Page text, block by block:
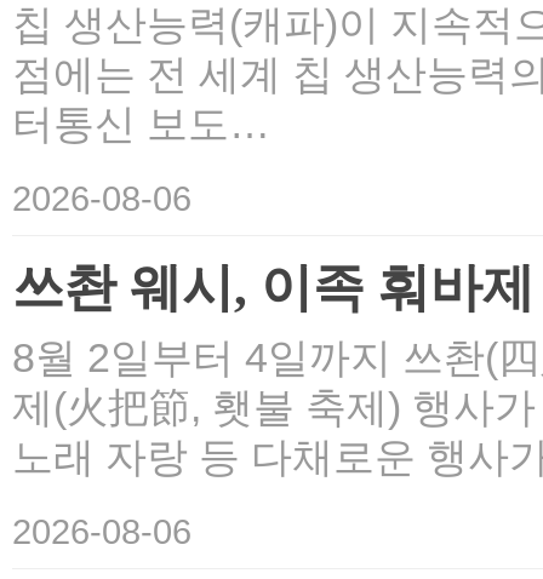
칩 생산능력(캐파)이 지속적
점에는 전 세계 칩 생산능력
터통신 보도…
2026-08-06
쓰촨 웨시, 이족 훠바
8월 2일부터 4일까지 쓰촨(
제(火把節, 횃불 축제) 행사
노래 자랑 등 다채로운 행사
2026-08-06